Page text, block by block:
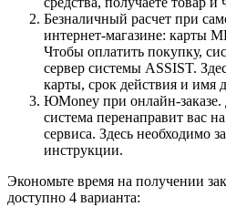
Безналичный расчет при
интернет-магазине: карты
Чтобы оплатить покупку,
сервер системы ASSIST.
карты, срок действия и имя
ЮMoney при онлайн-
система перенаправит вас
сервиса. Здесь необходимо
инструкции.
Экономьте время на получении
доступно 4 варианта: